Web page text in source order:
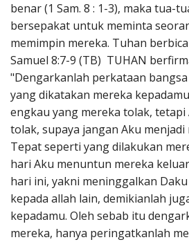
benar (1 Sam. 8 : 1-3), maka tua-
bersepakat untuk meminta
memimpin mereka. Tuhan
Samuel 8:7-9 (TB) TUHAN
"Dengarkanlah perkataan
yang dikatakan mereka
engkau yang mereka tolak, tetapi
tolak, supaya jangan Aku menjadi
Tepat seperti yang dilakukan
hari Aku menuntun mereka
hari ini, yakni meninggalkan
kepada allah lain, demikianlah
kepadamu. Oleh sebab itu
mereka, hanya peringatkanlah